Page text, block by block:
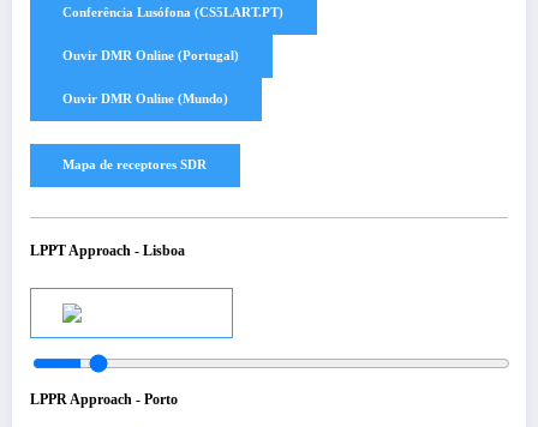
LPPT Approach - Lisboa
LPPR Approach - Porto